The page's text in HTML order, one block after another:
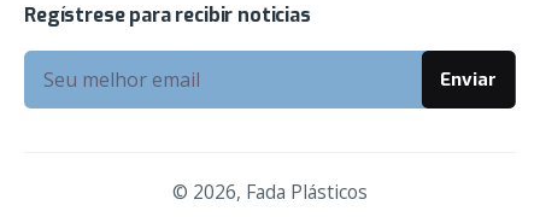
Agroquímico Farmacéutica Add to cart
Regístrese para recibir noticias
© 2026, Fada Plásticos